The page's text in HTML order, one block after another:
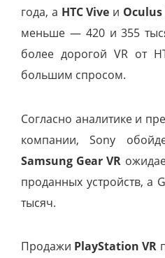
года, а HTC Vive и
меньше — 420 и 355
более дорогой VR от
большим спросом.
Согласно аналитике и
компании, Sony
Samsung Gear VR
проданных устройств, а
тысяч.
Продажи PlayStation VR